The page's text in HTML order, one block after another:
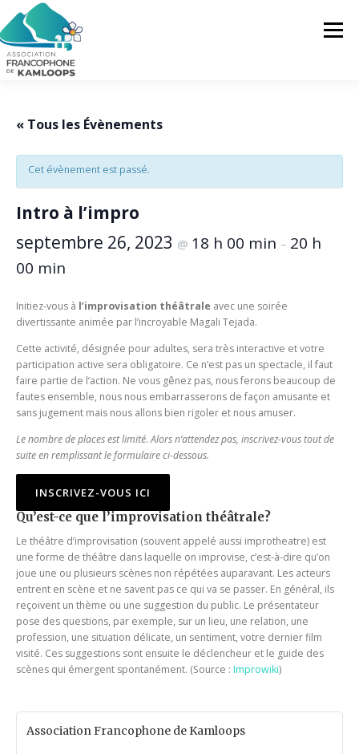
to
content
Menu
ACTIVITÉS PROJETS
EN
« Tous les Évènements
Cet évènement est passé.
Intro à l’impro
septembre 26, 2023 @ 18 h 00 min – 20 h
00 min
Initiez-vous à l’improvisation théâtrale avec une soirée
divertissante animée par l’incroyable Magali Tejada.
Cette activité, désignée pour adultes, sera très interactive et votre
participation active sera obligatoire. Ce n’est pas un spectacle, il faut
faire partie de l’action. Ne vous gênez pas, nous ferons beaucoup de
fautes ensemble, nous nous embarrasserons de façon amusante et
sans jugement mais nous allons bien rigoler et nous amuser.
Le nombre de places est limité. Alors n’attendez pas, inscrivez-vous tout de
suite en remplissant le formulaire ci-dessous.
INSCRIVEZ-VOUS ICI
Qu’est-ce que l’improvisation théâtrale?
Le théâtre d’improvisation (souvent appelé aussi improtheatre) est
une forme de théâtre dans laquelle on improvise, c’est-à-dire qu’on
joue une ou plusieurs scènes non répétées auparavant. Les acteurs
entrent en scène et ne savent pas ce qui va se passer. En général, ils
reçoivent un thème ou une suggestion du public. Le présentateur
pose des questions, par exemple, sur un lieu, une relation, une
profession, une situation délicate, un sentiment, votre dernier film
visité. Ces suggestions sont ensuite le déclencheur et le guide des
scènes qui émergent spontanément. (Source : Improwiki)
Association Francophone de Kamloops